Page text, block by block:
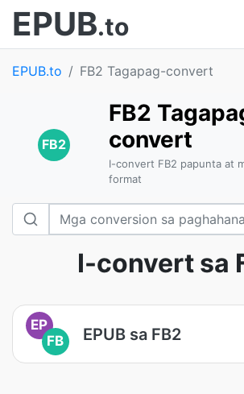
EPUB.to
EPUB.to FB2 Tagapag-convert
FB2
FB2
convert
I-convert FB2 papunta at
format
I-convert sa
EP
FB
EPUB sa FB2